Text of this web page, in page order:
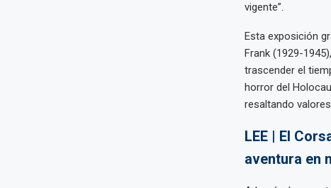
vigente”.
Esta exposición
Frank (1929-
trascender el
horror del
resaltando
LEE | El
aventura en